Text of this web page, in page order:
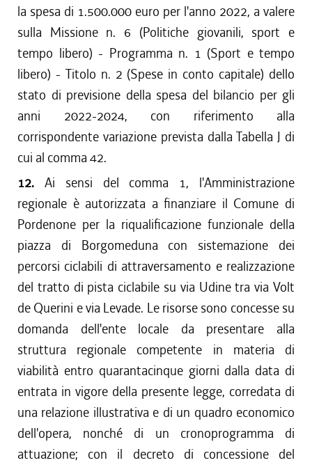
la spesa di 1.500.000 euro per l'anno 2022, a valere
sulla Missione n. 6 (Politiche giovanili, sport e
tempo libero) - Programma n. 1 (Sport e tempo
libero) - Titolo n. 2 (Spese in conto capitale) dello
stato di previsione della spesa del bilancio per gli
anni 2022-2024, con riferimento alla
corrispondente variazione prevista dalla Tabella J di
cui al comma 42.
12. Ai sensi del comma 1, l'Amministrazione
regionale è autorizzata a finanziare il Comune di
Pordenone per la riqualificazione funzionale della
piazza di Borgomeduna con sistemazione dei
percorsi ciclabili di attraversamento e realizzazione
del tratto di pista ciclabile su via Udine tra via Volt
de Querini e via Levade. Le risorse sono concesse su
domanda dell'ente locale da presentare alla
struttura regionale competente in materia di
viabilità entro quarantacinque giorni dalla data di
entrata in vigore della presente legge, corredata di
una relazione illustrativa e di un quadro economico
dell'opera, nonché di un cronoprogramma di
attuazione; con il decreto di concessione del